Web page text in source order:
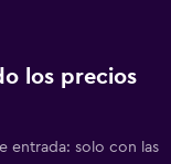
libre
los precios
entrada: solo con las